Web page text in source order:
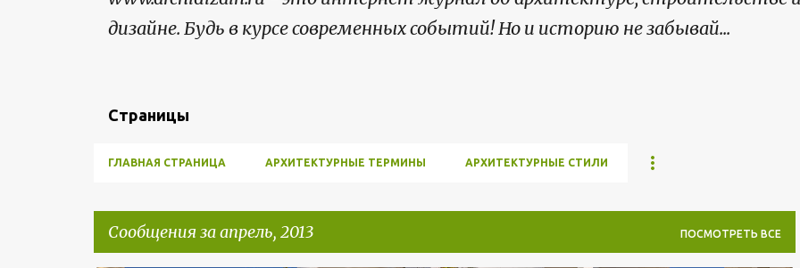
дизайне. Будь в курсе современных событий! Но и историю не забывай...
Страницы
ГЛАВНАЯ СТРАНИЦА АРХИТЕКТУРНЫЕ ТЕРМИНЫ АРХИТЕКТУРНЫЕ СТИЛИ
Сообщения за апрель, 2013 ПОСМОТРЕТЬ ВСЕ